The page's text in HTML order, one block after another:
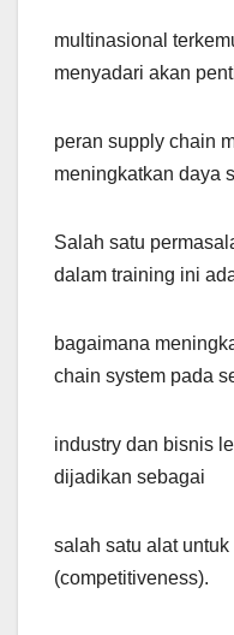
multinasional
menyadari akan
peran supply chain
meningkatkan daya
Salah satu
dalam training ini
bagaimana
chain system pada
industry dan bisnis
dijadikan sebagai
salah satu alat
(competitiveness).